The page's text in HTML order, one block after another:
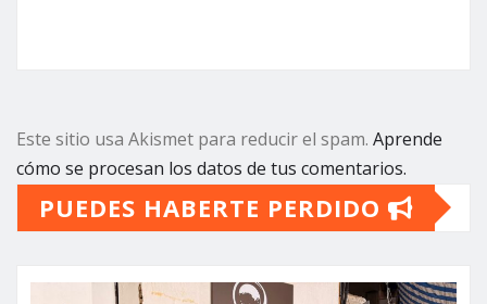
Este sitio usa Akismet para reducir el spam. Aprende
cómo se procesan los datos de tus comentarios.
PUEDES HABERTE PERDIDO